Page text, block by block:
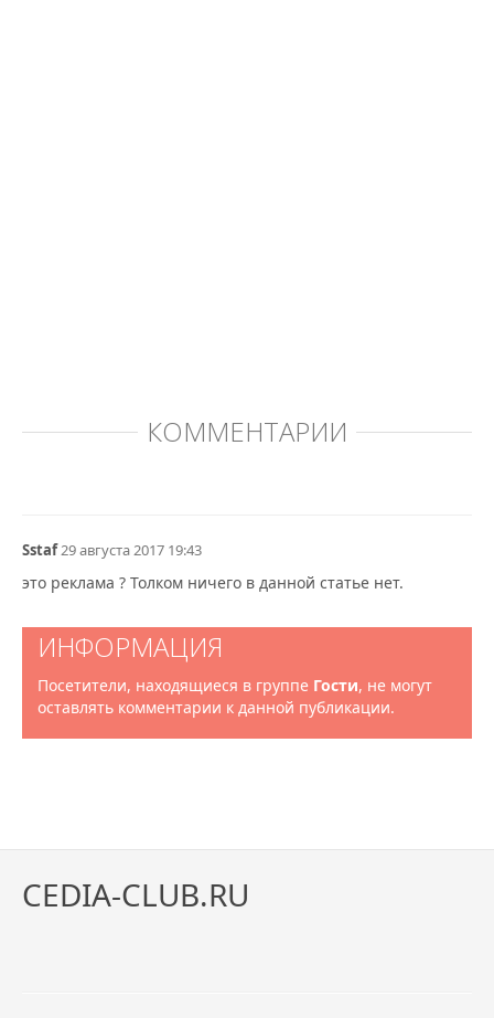
КОММЕНТАРИИ
Sstaf29 августа 2017 19:43
это реклама ? Толком ничего в данной статье нет.
ИНФОРМАЦИЯ
Посетители, находящиеся в группе Гости, не могут
оставлять комментарии к данной публикации.
CEDIA-CLUB.RU